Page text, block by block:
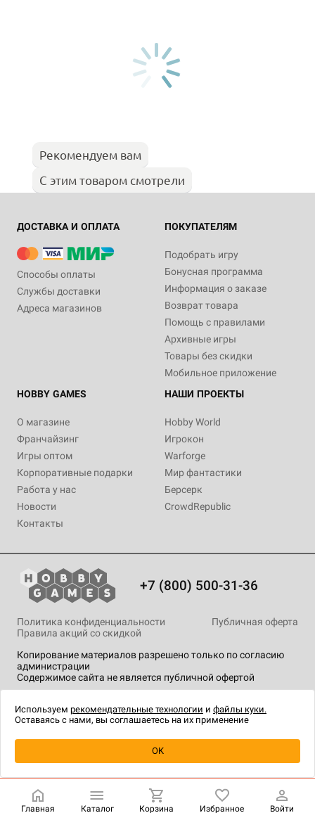
Купить
Рекомендуем вам
С этим товаром смотрели
ДОСТАВКА И ОПЛАТА
Способы оплаты
Службы доставки
Адреса магазинов
ПОКУПАТЕЛЯМ
Подобрать игру
Бонусная программа
Информация о заказе
Возврат товара
Помощь с правилами
Архивные игры
Товары без скидки
Мобильное приложение
HOBBY GAMES
О магазине
Франчайзинг
Игры оптом
Корпоративные подарки
Работа у нас
Новости
Контакты
НАШИ ПРОЕКТЫ
Hobby World
Игрокон
Warforge
Мир фантастики
Берсерк
CrowdRepublic
+7 (800) 500-31-36
Копирование материалов разрешено только по согласию
администрации
Содержимое сайта не является публичной офертой
Политика конфиденциальности
Публичная оферта
Правила акций со скидкой
технологии.
Главная Каталог Корзина Избранное Войти
Используем рекомендательные технологии и файлы куки.
Оставаясь с нами, вы соглашаетесь на их применение
OK